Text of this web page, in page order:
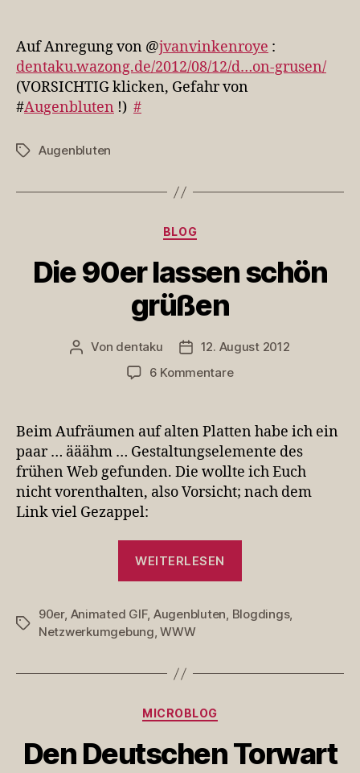
von
@jvanvinkenro…
Auf Anregung von @jvanvinkenroye :
dentaku.wazong.de/2012/08/12/d…on-grusen/
(VORSICHTIG klicken, Gefahr von
#Augenbluten !) #
Schlagwörter
Augenbluten
Kategorien
BLOG
Die 90er lassen schön
grüßen
Beitragsautor
Von dentaku Veröffentlichungsdatum
12. August 2012
6 Kommentarezu
lassen
grüßen
Beim Aufräumen auf alten Platten habe ich ein
paar … ääähm … Gestaltungselemente des
frühen Web gefunden. Die wollte ich Euch
nicht vorenthalten, also Vorsicht; nach dem
Link viel Gezappel:
WEITERLESEN
schön
Schlagwörter
90er, Animated GIF, Augenbluten, Blogdings,
Netzwerkumgebung,WWW
Kategorien
MICROBLOG
Den Deutschen Torwart